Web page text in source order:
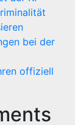
bei der
offiziell